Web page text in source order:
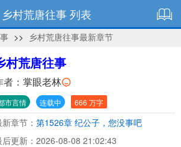
乡村荒唐往事 列表
>> 乡村荒唐往事最新章节
村荒唐往事
： 掌眼老林
市言情 连载中 666 万字
章节： 第1526章 纪公子，您没事吧
后更新：2026-08-08 21:02:43